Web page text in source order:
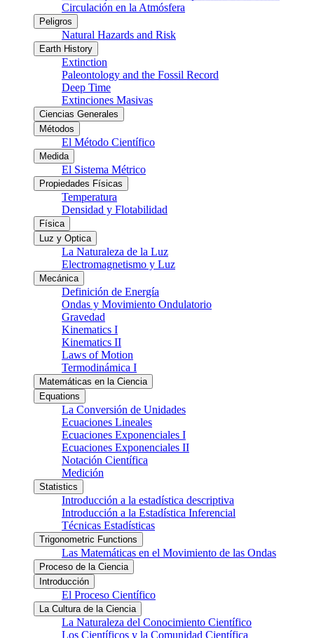
Circulación en la Atmósfera
Peligros
Natural Hazards and Risk
Earth History
Extinction
Paleontology and the Fossil Record
Deep Time
Extinciones Masivas
Ciencias Generales
Métodos
El Método Científico
Medida
El Sistema Métrico
Propiedades Físicas
Temperatura
Densidad y Flotabilidad
Física
Luz y Optica
La Naturaleza de la Luz
Electromagnetismo y Luz
Mecánica
Definición de Energía
Ondas y Movimiento Ondulatorio
Gravedad
Kinematics I
Kinematics II
Laws of Motion
Termodinámica I
Matemáticas en la Ciencia
Equations
La Conversión de Unidades
Ecuaciones Lineales
Ecuaciones Exponenciales I
Ecuaciones Exponenciales II
Notación Científica
Medición
Statistics
Introducción a la estadística descriptiva
Introducción a la Estadística Inferencial
Técnicas Estadísticas
Trigonometric Functions
Las Matemáticas en el Movimiento de las Ondas
Proceso de la Ciencia
Introducción
El Proceso Científico
La Cultura de la Ciencia
La Naturaleza del Conocimiento Científico
Los Científicos y la Comunidad Científica